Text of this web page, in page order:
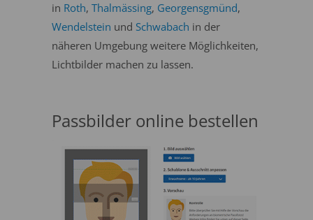
in Roth, Thalmässing, Georgensgmünd,
Wendelstein und Schwabach in der
näheren Umgebung weitere Möglichkeiten,
Lichtbilder machen zu lassen.
Passbilder online bestellen